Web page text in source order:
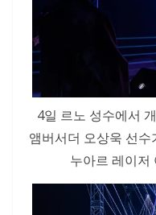
4일 르노 성수에서
앰버서더 오상욱 선
누아르 레이저